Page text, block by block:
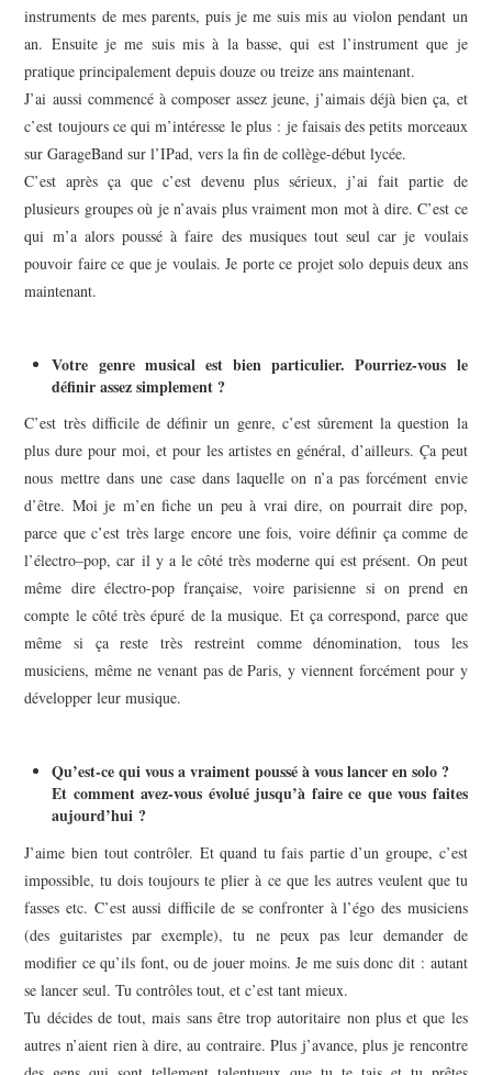
instruments de mes parents, puis je me suis mis au violon pendant un
an. Ensuite je me suis mis à la basse, qui est l’instrument que je
pratique principalement depuis douze ou treize ans maintenant.
J’ai aussi commencé à composer assez jeune, j’aimais déjà bien ça, et
c’est toujours ce qui m’intéresse le plus : je faisais des petits morceaux
sur GarageBand sur l’IPad, vers la fin de collège-début lycée.
C’est après ça que c’est devenu plus sérieux, j’ai fait partie de
plusieurs groupes où je n’avais plus vraiment mon mot à dire. C’est ce
qui m’a alors poussé à faire des musiques tout seul car je voulais
pouvoir faire ce que je voulais. Je porte ce projet solo depuis deux ans
maintenant.
Votre genre musical est bien particulier. Pourriez-vous le
définir assez simplement ?
C’est très difficile de définir un genre, c’est sûrement la question la
plus dure pour moi, et pour les artistes en général, d’ailleurs. Ça peut
nous mettre dans une case dans laquelle on n’a pas forcément envie
d’être. Moi je m’en fiche un peu à vrai dire, on pourrait dire pop,
parce que c’est très large encore une fois, voire définir ça comme de
l’électro–pop, car il y a le côté très moderne qui est présent. On peut
même dire électro-pop française, voire parisienne si on prend en
compte le côté très épuré de la musique. Et ça correspond, parce que
même si ça reste très restreint comme dénomination, tous les
musiciens, même ne venant pas de Paris, y viennent forcément pour y
développer leur musique.
Qu’est-ce qui vous a vraiment poussé à vous lancer en solo ?
Et comment avez-vous évolué jusqu’à faire ce que vous faites
aujourd’hui ?
J’aime bien tout contrôler. Et quand tu fais partie d’un groupe, c’est
impossible, tu dois toujours te plier à ce que les autres veulent que tu
fasses etc. C’est aussi difficile de se confronter à l’égo des musiciens
(des guitaristes par exemple), tu ne peux pas leur demander de
modifier ce qu’ils font, ou de jouer moins. Je me suis donc dit : autant
se lancer seul. Tu contrôles tout, et c’est tant mieux.
Tu décides de tout, mais sans être trop autoritaire non plus et que les
autres n’aient rien à dire, au contraire. Plus j’avance, plus je rencontre